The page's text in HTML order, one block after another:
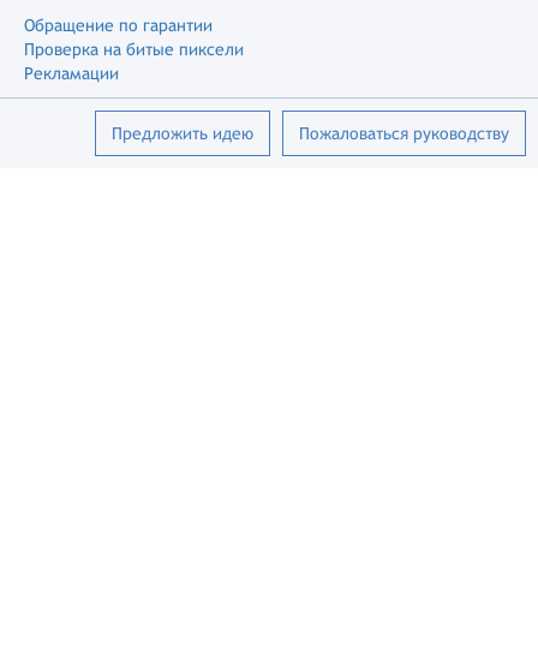
Обращение по гарантии
Проверка на битые пиксели
Рекламации
Пожаловаться руководству
Предложить идею